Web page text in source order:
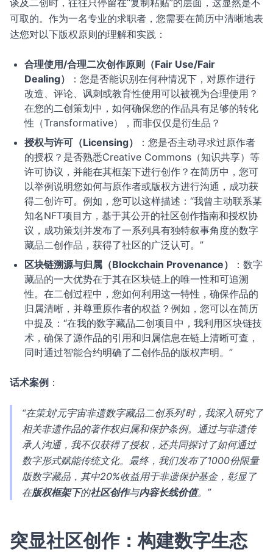
谈及二创时，往往只停留在“复制粘贴”的层面，这显然是不
可取的。作为一名专业的求职者，您需要在简历中清晰地表
达您对以下版权原则的理解和实践：
合理使用/合理二次创作原则（Fair Use/Fair
Dealing）
：您是否能识别在何种情况下，对原作进行
改造、评论、讽刺或教育性使用可以被视为合理使用？
在您的二创策划中，如何确保您的作品具有足够的转化
性（Transformative），而非仅仅是衍生品？
授权与许可（Licensing）
：您是否主动寻求过原作者
的授权？是否熟悉Creative Commons（知识共享）等
许可协议，并能在其框架下进行创作？在简历中，您可
以举例说明您如何与原作者或版权方进行沟通，成功获
得二创许可。例如，您可以这样描述：“我曾主动联系某
知名NFT项目方，基于其公开的社区创作指南和授权协
议，成功策划并发布了一系列具有独特叙事角度的数字
藏品二创作品，获得了社区的广泛认可。”
区块链溯源与归属（Blockchain Provenance）
：数字
藏品的一大优势在于其在区块链上的唯一性和可追溯
性。在二创过程中，您如何利用这一特性，确保作品的
归属清晰，并尊重原作者的权益？例如，您可以在简历
中提及：“在我的数字藏品二创项目中，我利用区块链技
术，确保了源作品的引用和归属信息在链上清晰可查，
同时通过智能合约明确了二创作品的版权声明。”
话术案例 ：
“在策划‘元宇宙非遗数字藏品二创系列’时，我深入研究了
相关非遗作品的著作权归属和保护条例。通过与非遗传
承人沟通，我不仅获得了授权，还共同探讨了如何通过
数字形式赋能传统文化。最终，我们发布了1000份限量
版数字藏品，其中20%收益用于非遗保护基金，彰显了
在版权框架下的社区创作与内容长线价值。”
突显社区创作：构建数字生态